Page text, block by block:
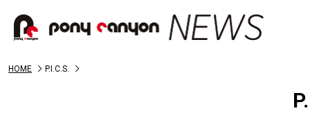
HOME P.I.C.S.